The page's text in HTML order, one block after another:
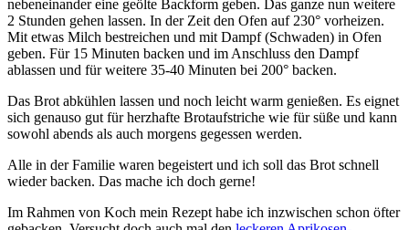
nebeneinander eine geölte Backform geben. Das ganze nun weitere
2 Stunden gehen lassen. In der Zeit den Ofen auf 230° vorheizen.
Mit etwas Milch bestreichen und mit Dampf (Schwaden) in Ofen
geben. Für 15 Minuten backen und im Anschluss den Dampf
ablassen und für weitere 35-40 Minuten bei 200° backen.
Das Brot abkühlen lassen und noch leicht warm genießen. Es eignet
sich genauso gut für herzhafte Brotaufstriche wie für süße und kann
sowohl abends als auch morgens gegessen werden.
Alle in der Familie waren begeistert und ich soll das Brot schnell
wieder backen. Das mache ich doch gerne!
Im Rahmen von Koch mein Rezept habe ich inzwischen schon öfter